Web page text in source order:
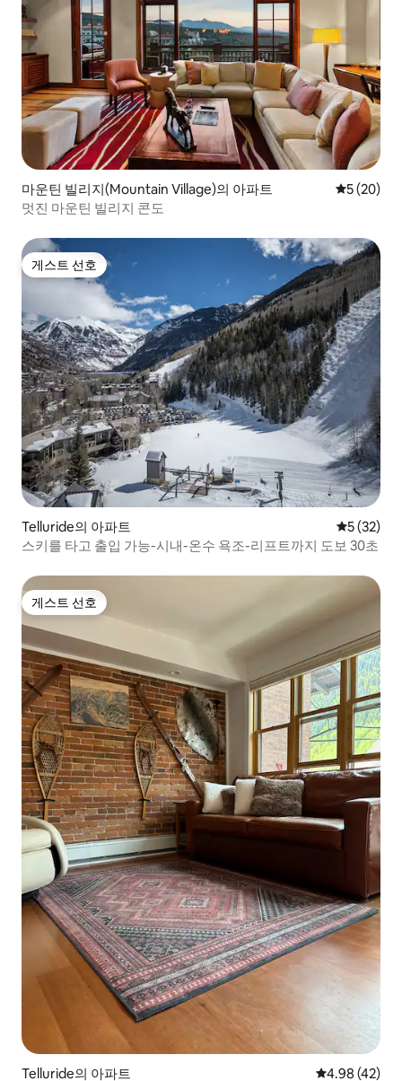
마운틴 빌리지(Mountain Village)의 아파트 평점 5점(5
5 (20)
멋진 마운틴 빌리지 콘도
게스트 선호
게스트 선호
Telluride의 아파트 평점 5점
5 (32)
스키를 타고 출입 가능-시내-온수 욕조-리프트까지 도보 30초
게스트 선호
게스트 선호
Telluride의 아파트 평점 4.98점(5
4.98 (42)